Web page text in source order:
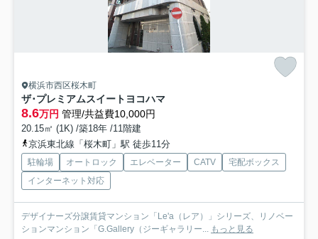
横浜市西区桜木町
ザ･プレミアムスイートヨコハマ
8.6万円 管理/共益費10,000円
20.15㎡ (1K) /築18年 /11階建
京浜東北線「桜木町」駅 徒歩11分
駐輪場 オートロック エレベーター CATV
宅配ボックス
インターネット対応
デザイナーズ分譲賃貸マンション「Le'a（レア）」シリーズ、リノベー
ションマンション「G.Gallery（ジーギャラリー... もっと見る